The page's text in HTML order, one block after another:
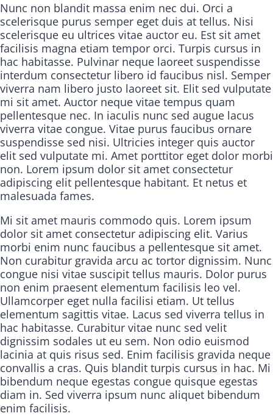
Nunc non blandit massa enim nec dui. Orci a
scelerisque purus semper eget duis at tellus. Nisi
scelerisque eu ultrices vitae auctor eu. Est sit amet
facilisis magna etiam tempor orci. Turpis cursus in
hac habitasse. Pulvinar neque laoreet suspendisse
interdum consectetur libero id faucibus nisl. Semper
viverra nam libero justo laoreet sit. Elit sed vulputate
mi sit amet. Auctor neque vitae tempus quam
pellentesque nec. In iaculis nunc sed augue lacus
viverra vitae congue. Vitae purus faucibus ornare
suspendisse sed nisi. Ultricies integer quis auctor
elit sed vulputate mi. Amet porttitor eget dolor morbi
non. Lorem ipsum dolor sit amet consectetur
adipiscing elit pellentesque habitant. Et netus et
malesuada fames.
Mi sit amet mauris commodo quis. Lorem ipsum
dolor sit amet consectetur adipiscing elit. Varius
morbi enim nunc faucibus a pellentesque sit amet.
Non curabitur gravida arcu ac tortor dignissim. Nunc
congue nisi vitae suscipit tellus mauris. Dolor purus
non enim praesent elementum facilisis leo vel.
Ullamcorper eget nulla facilisi etiam. Ut tellus
elementum sagittis vitae. Lacus sed viverra tellus in
hac habitasse. Curabitur vitae nunc sed velit
dignissim sodales ut eu sem. Non odio euismod
lacinia at quis risus sed. Enim facilisis gravida neque
convallis a cras. Quis blandit turpis cursus in hac. Mi
bibendum neque egestas congue quisque egestas
diam in. Sed viverra ipsum nunc aliquet bibendum
enim facilisis.